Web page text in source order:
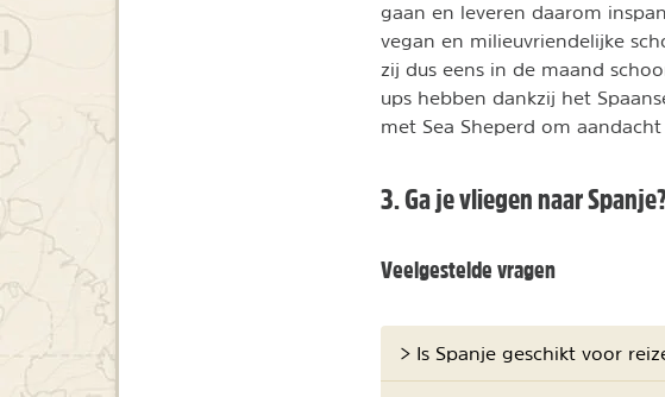
gaan en leveren daarom
vegan en milieuvriendelijke
zij dus eens in de maand
ups hebben dankzij het
met Sea Sheperd om
3. Ga je vliegen naar
Veelgestelde vragen
> Is Spanje geschikt voor